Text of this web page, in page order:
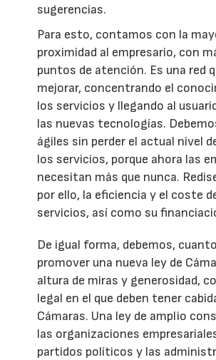
sugerencias.
Para esto, contamos con la
proximidad al empresario, con
puntos de atención. Es una red
mejorar, concentrando el
los servicios y llegando al
las nuevas tecnologías.
ágiles sin perder el actual nivel
los servicios, porque ahora las
necesitan más que nunca.
por ello, la eficiencia y el coste
servicios, así como su
De igual forma, debemos,
promover una nueva ley de
altura de miras y generosidad,
legal en el que deben tener
Cámaras. Una ley de amplio
las organizaciones
partidos políticos y las